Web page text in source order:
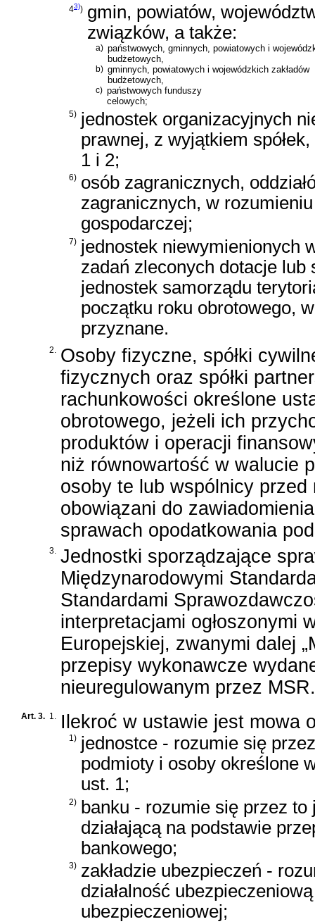
43)) gmin, powiatów,
związków, a także:
a) państwowych, gminnych, powiatowych i
budżetowych,
b) gminnych, powiatowych i wojewódzkich zakładów
budżetowych,
c) państwowych funduszy
celowych;
5) jednostek organizacyjnych
prawnej, z wyjątkiem
1 i 2;
6) osób zagranicznych,
zagranicznych, w
gospodarczej;
7) jednostek niewymienionych
zadań zleconych dotacje
jednostek samorządu
początku roku obrotowego,
przyznane.
2. Osoby fizyczne, spółki
fizycznych oraz spółki
rachunkowości określone
obrotowego, jeżeli ich
produktów i operacji
niż równowartość w walucie
osoby te lub wspólnicy
obowiązani do
sprawach opodatkowania
3. Jednostki sporządzające
Międzynarodowymi
Standardami
interpretacjami ogłoszonymi
Europejskiej, zwanymi dalej
przepisy wykonawcze
nieuregulowanym przez MSR.
Art. 3. 1. Ilekroć w ustawie jest mowa
1) jednostce - rozumie się
podmioty i osoby określone
ust. 1;
2)
banku - rozumie się przez to
działającą na podstawie
bankowego;
3) zakładzie ubezpieczeń -
działalność
ubezpieczeniowej;